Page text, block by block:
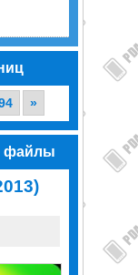
»
файлы